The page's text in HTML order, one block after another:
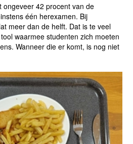
ongeveer 42 procent van de
één herexamen. Bij
meer dan de helft. Dat is te veel
waarmee studenten zich moeten
Wanneer die er komt, is nog niet